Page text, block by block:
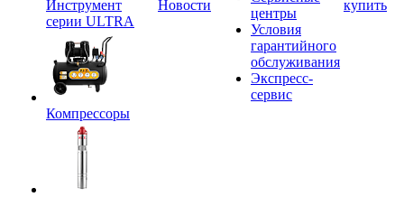
Инструмент
серии ULTRA
Компрессоры
Новости
центры
Условия
гарантийного
обслуживания
Экспресс-
сервис
купить